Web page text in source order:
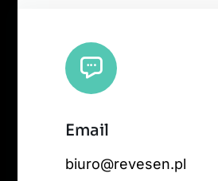
Email
biuro@revesen.pl